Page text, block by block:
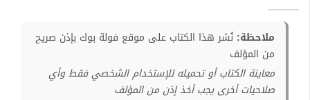
ملاحظة: نُشر هذا الكتاب على موقع فولة بوك بإذن صريح
من المؤلف
معاينة الكتاب أو تحميله للإستخدام الشخصي فقط وأي
صلاحيات أخرى يجب أخذ إذن من المؤلف